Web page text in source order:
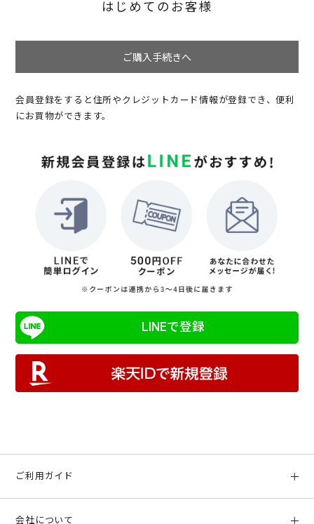
はじめてのお客様
ご購入手続きへ
会員登録をすると住所やクレジットカード情報が登録でき、便利
にお買物ができます。
LINEで登録
ご利用ガイド
会社について